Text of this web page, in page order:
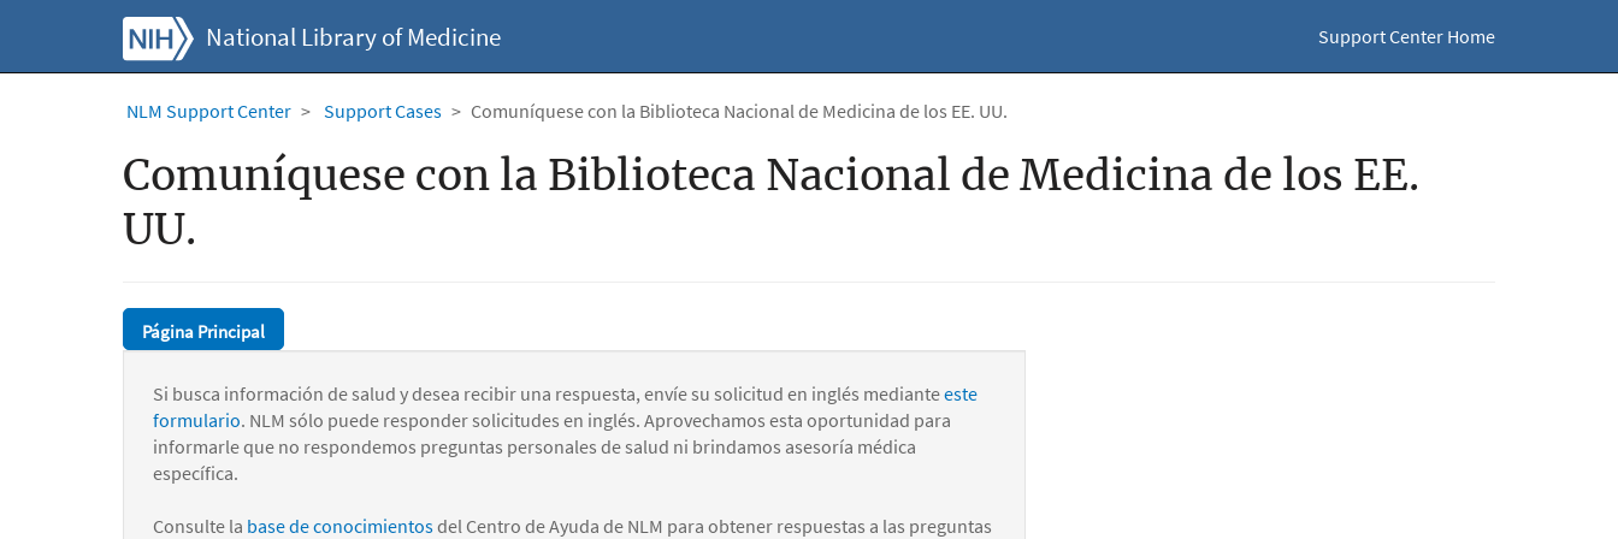
National Library of Medicine Support Center Home
NLM Support Center Support Cases Comuníquese con la Biblioteca Nacional de Medicina de los EE. UU.
Comuníquese con la Biblioteca Nacional de Medicina de los EE.
UU.
Página Principal
Si busca información de salud y desea recibir una respuesta, envíe su solicitud en inglés medianteeste
formulario. NLM sólo puede responder solicitudes en inglés. Aprovechamos esta oportunidad para
informarle que no respondemos preguntas personales de salud ni brindamos asesoría médica
específica.
Consulte la base de conocimientosdel Centro de Ayuda de NLM para obtener respuestas a las preguntas